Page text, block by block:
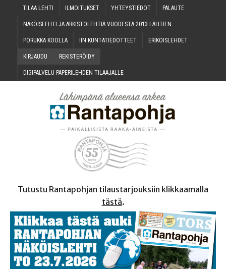
TILAA LEH­TI ILMOI­TUK­SET YHTEYS­TIE­DOT PALAU­TE
NÄKÖIS­LEH­TI JA ARKIS­TO­LEH­TIÄ VUO­DES­TA 2013 LÄHTIEN
PORUK­KA KOOLLA IIN KUN­TA­TIE­DOT­TEET ERI­KOIS­LEH­DET
KIR­JAU­DU REKIS­TE­RÖI­DY
DIGI­PAL­VE­LU PAPE­RI­LEH­DEN TILAAJALLE
Tutustu Rantapohjan tilaustarjouksiin klikkaamalla
tästä.